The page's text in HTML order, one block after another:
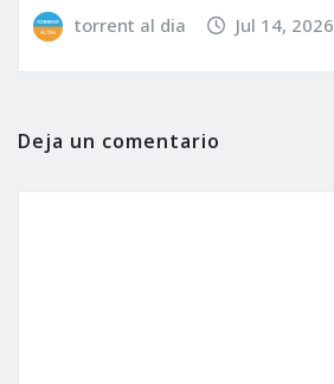
torrent al dia Jul 14, 2026
Deja un comentario